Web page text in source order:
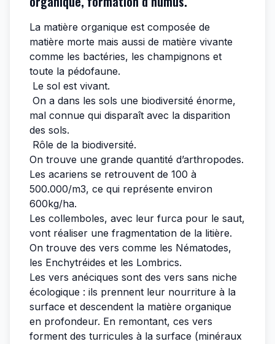
La matière organique est composée de
matière morte mais aussi de matière vivante
comme les bactéries, les champignons et
toute la pédofaune.
Le sol est vivant.
On a dans les sols une biodiversité énorme,
mal connue qui disparaît avec la disparition
des sols.
Rôle de la biodiversité.
On trouve une grande quantité d’arthropodes.
Les acariens se retrouvent de 100 à
500.000/m3, ce qui représente environ
600kg/ha.
Les collemboles, avec leur furca pour le saut,
vont réaliser une fragmentation de la litière.
On trouve des vers comme les Nématodes,
les Enchytréides et les Lombrics.
Les vers anéciques sont des vers sans niche
écologique : ils prennent leur nourriture à la
surface et descendent la matière organique
en profondeur. En remontant, ces vers
forment des turricules à la surface (minéraux